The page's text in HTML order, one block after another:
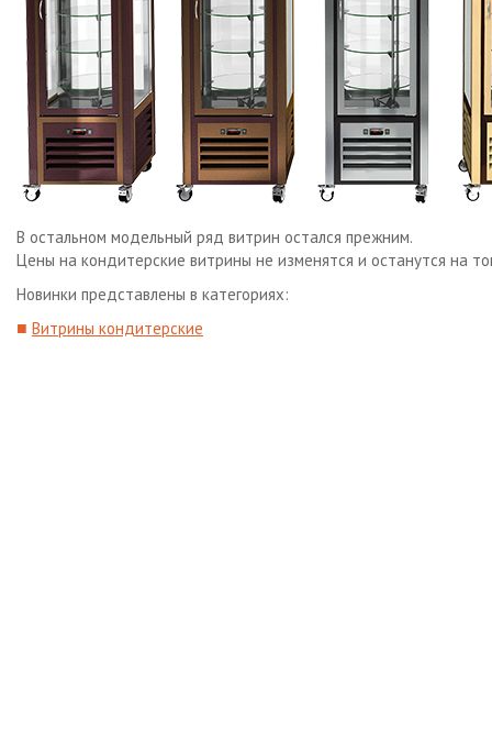
В остальном модельный ряд витрин остался прежним.
Цены на кондитерские витрины не изменятся и останутся на
Новинки представлены в категориях:
■ Витрины кондитерские